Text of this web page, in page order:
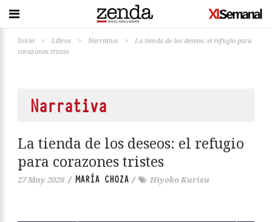
Inicio > Libros > Narrativa >
La tienda de los deseos: el refugio para
corazones tristes
Narrativa
La tienda de los deseos: el refugio
para corazones tristes
27 May 2026 / MARÍA CHOZA / Hiyoko Kurisu